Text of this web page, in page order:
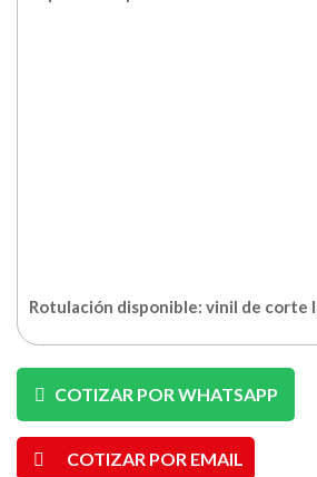
Rotulación disponible: vinil de corte
COTIZAR POR WHATSAPP
COTIZAR POR EMAIL